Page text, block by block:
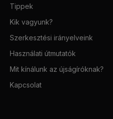
Tippek
Kik vagyunk?
Szerkesztési irányelveink
Használati útmutatók
Mit kínálunk az újságíróknak?
Kapcsolat